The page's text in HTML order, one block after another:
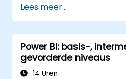
rapporten en
Beste praktijken
visualiseren van
dashboards.
Gebruikmaken van
functies in Power BI
Lees meer...
Power BI: basis-,
gevorderde niveaus
14 Uren